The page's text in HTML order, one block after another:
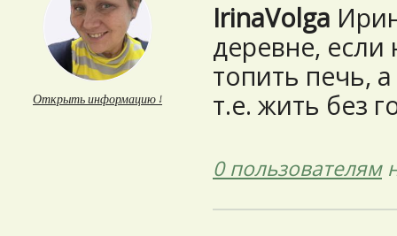
Открыть информацию ↓
IrinaVolga
деревне,
топить печь,
т.е. жить без
0 пользователям